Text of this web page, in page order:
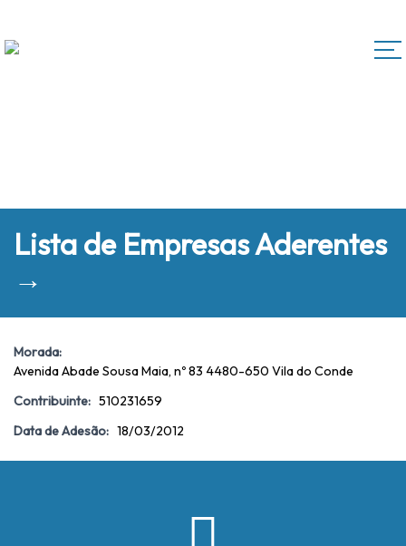
Lista de Empresas Aderentes
→
Morada:
Avenida Abade Sousa Maia, nº 83 4480-650 Vila do Conde
Contribuinte: 510231659
Data de Adesão: 18/03/2012